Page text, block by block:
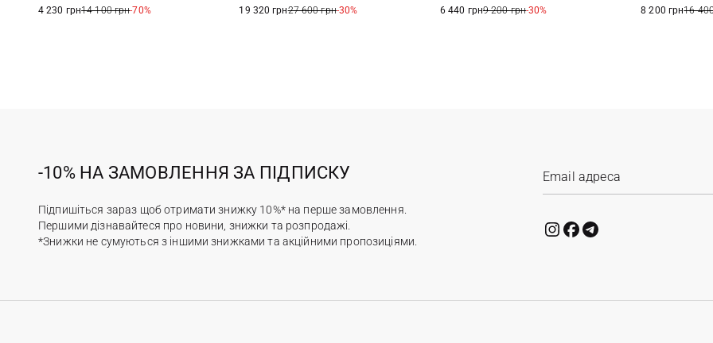
4 230 грн14 100 грн-70%
19 320 грн27 600 грн-30%
6 440 грн9 200 грн-30%
8 200 грн16
-10% НА ЗАМОВЛЕННЯ ЗА ПІДПИСКУ
Підпишіться зараз щоб отримати знижку 10%* на перше замовлення.
Першими дізнавайтеся про новини, знижки та розпродажі.
*Знижки не сумуються з іншими знижками та акційними пропозиціями.